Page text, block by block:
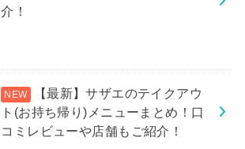
介！
【最新】サザエのテイクアウ
ト(お持ち帰り)メニューまとめ！口
コミレビューや店舗もご紹介！